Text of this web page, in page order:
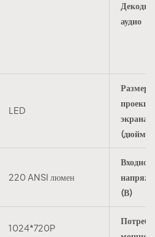
аудио
LED
Размер
экрана
(дюймы)
220 ANSI люмен
Входное
(В)
1024*720P